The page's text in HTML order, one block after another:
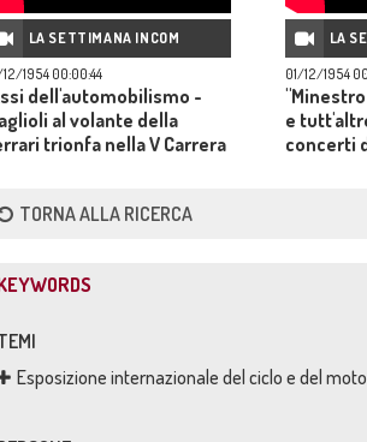
LA SETTIMANA INCOM
12/1954 00:00:44
dell'automobilismo -
al volante della
trionfa nella V Carrera
LA
01/12/1954
e
concerti
TORNA ALLA RICERCA
Esposizione internazionale del ciclo e del